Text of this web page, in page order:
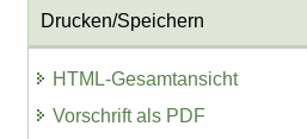
Drucken/Speichern
HTML-Gesamtansicht
Vorschrift als PDF